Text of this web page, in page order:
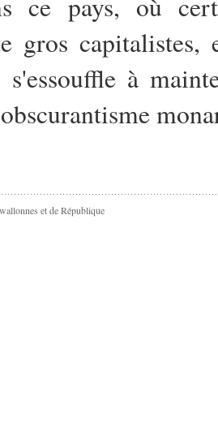
gros
s'essouffle à
et de République